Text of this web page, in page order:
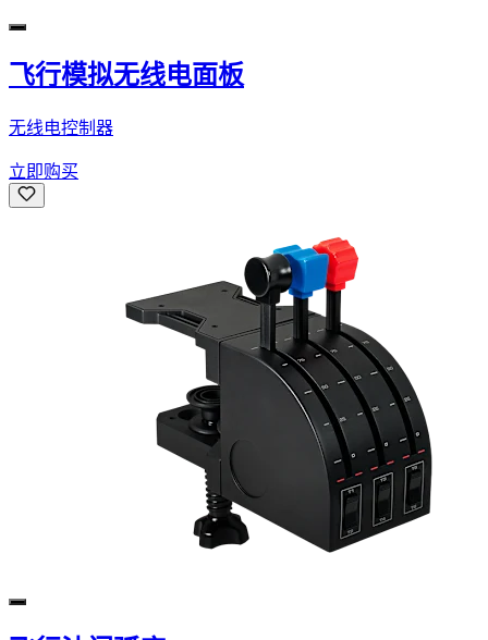
飞行模拟无线电面板
无线电控制器
立即购买